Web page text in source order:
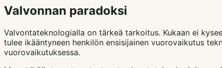
Valvonnan paradoksi
Valvontateknologialla on tärkeä tarkoitus. Kukaan ei
tulee ikääntyneen henkilön ensisijainen vuorovaikutus
vuorovaikutuksessa.